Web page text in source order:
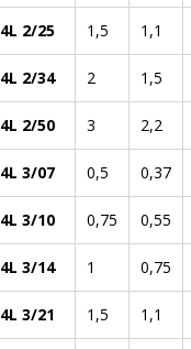
4L 2/25 1,5 1,1
4L 2/34 2 1,5
4L 2/50 3 2,2
4L 3/07 0,5 0,37
4L 3/10 0,75 0,55
4L 3/14 1 0,75
4L 3/21 1,5 1,1